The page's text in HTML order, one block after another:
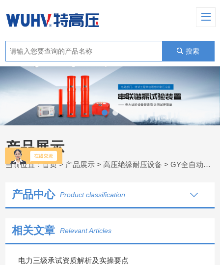
搜索
产品展示
当前位置：首页> 产品展示 >高压绝缘耐压设备 >GY全自动工频耐压控制箱
产品中心 Product classification
相关文章 Relevant Articles
电力三级承试资质解析及实操要点